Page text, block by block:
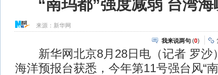
“南玛都”强度减弱 台湾
来源： 新华网
我来说两句 (0)
新华网北京8月28日电（记者 罗沙
海洋预报台获悉，今年第11号强台风“